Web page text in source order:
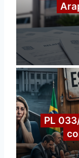
I
D
C
M
A
P
O
I
O
D
A
O
PL